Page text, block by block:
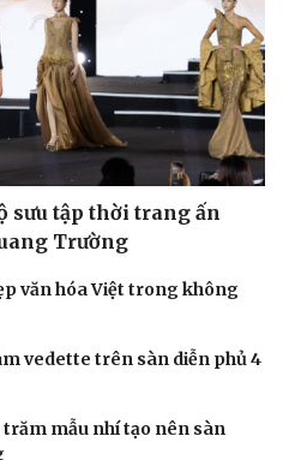
sưu tập thời trang ấn
Trường
văn hóa Việt trong không
vedette trên sàn diễn phủ 4
mẫu nhí tạo nên sàn